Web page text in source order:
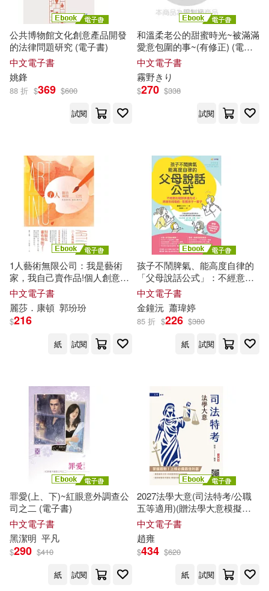
公共博物館文化創意產品開發
的法律問題研究 (電子書)
中文電子書
姚鋒
88 折 $369 $600
試閱
和溫柔老公的甜蜜時光~被滿滿
愛意包圍的事~(有修正) (電子
書)
中文電子書
霧野きり
$270 $338
試閱
1人藝術無限公司：我是藝術
家，我自己賣作品!個人創意事
業營生指南 (電子書)
中文電子書
麗莎．康頓 郭玢玢
$216
紙 試閱
孩子不鬧脾氣、能高度自律的
「父母說話公式」：不經意的
錯誤表達方式，將會形成傷
痕，影響孩子一輩
中文電子書
金鐘沅 蕭瑋婷
85 折 $226 $380
紙
試閱
罪愛(上、下)~紅眼意外調查公
司之二 (電子書)
中文電子書
黑潔明 平凡
$290 $410
紙
試閱
2027法學大意(司法特考/公職
五等適用)(贈法學大意模擬試
題)(二十五版) (電子書)
中文電子書
趙雍
$434 $620
紙
試閱